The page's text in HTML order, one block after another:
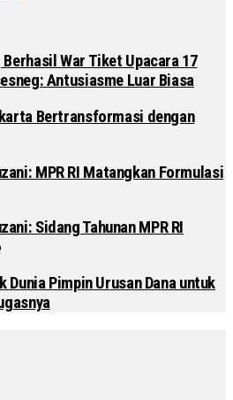
Berhasil War Tiket Upacara 17
Antusiasme Luar Biasa
Bertransformasi dengan
MPR RI Matangkan Formulasi
Sidang Tahunan MPR RI
Dunia Pimpin Urusan Dana untuk